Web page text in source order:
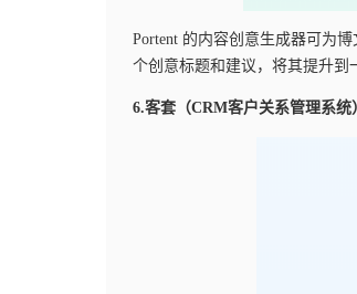
Portent 的内容创意生成器可为
个创意标题和建议，将其提升到
6.客套（CRM客户关系管理系统